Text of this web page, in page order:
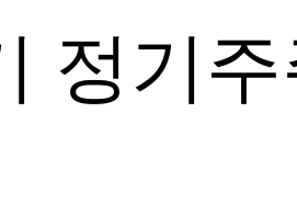
정기